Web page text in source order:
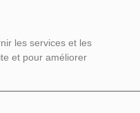
les services et les
et pour améliorer